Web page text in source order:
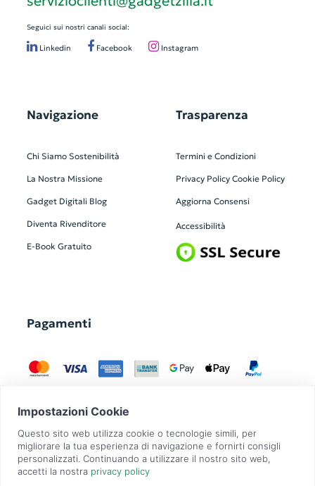
Seguici sui nostri canali social:
Linkedin Facebook Instagram
Navigazione
Chi Siamo Sostenibilità
La Nostra Missione
Gadget Digitali Blog
Diventa Rivenditore
E-Book Gratuito
Trasparenza
Termini e Condizioni
Privacy Policy Cookie Policy
Aggiorna Consensi
Accessibilità
Pagamenti
GadgetZilla è un Brand di Overbi S.r.l.| realizzato con Contit
| © 2026 Tutti
i diritti riservati | P.IVA: 09351560967